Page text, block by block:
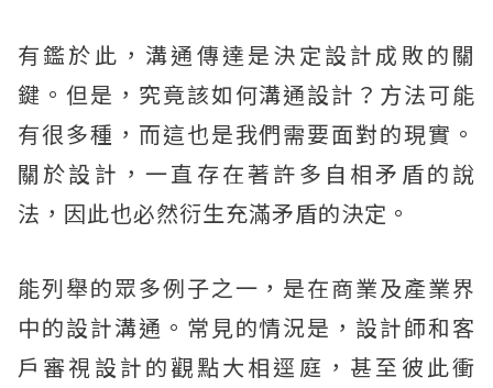
有鑑於此，溝通傳達是決定設計成敗的關
鍵。但是，究竟該如何溝通設計？方法可能
有很多種，而這也是我們需要面對的現實。
關於設計，一直存在著許多自相矛盾的說
法，因此也必然衍生充滿矛盾的決定。
能列舉的眾多例子之一，是在商業及產業界
中的設計溝通。常見的情況是，設計師和客
戶審視設計的觀點大相逕庭，甚至彼此衝